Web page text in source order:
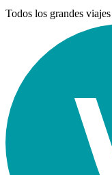
Todos los grandes viajes